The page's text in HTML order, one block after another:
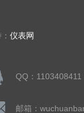
仪表网
QQ：1103408411